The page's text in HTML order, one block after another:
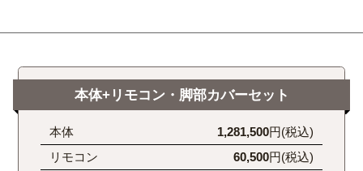
本体+リモコン・脚部カバーセット
本体 1,281,500円(税込)
リモコン
60,500円(税込)